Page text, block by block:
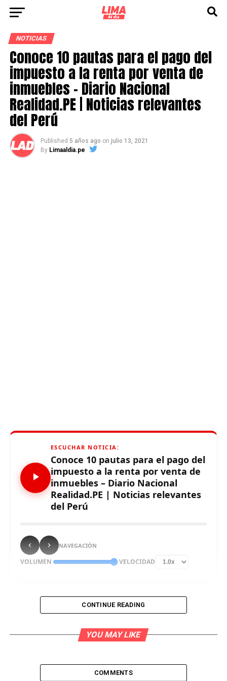
NOTICIAS
Conoce 10 pautas para el pago del
impuesto a la renta por venta de
inmuebles – Diario Nacional
Realidad.PE | Noticias relevantes
del Perú
Published 5 años ago on julio 13, 2021
By Limaaldia.pe
ESCUCHAR NOTICIA:
Conoce 10 pautas para el pago del
impuesto a la renta por venta de
inmuebles – Diario Nacional
Realidad.PE | Noticias relevantes
del Perú
NAVEGACIÓN
VOLUMEN VELOCIDAD
reglas básicas que deben tener en cuenta las
julio al 4 de agosto de 2021.
CONTINUE READING
YOU MAY LIKE
COMMENTS